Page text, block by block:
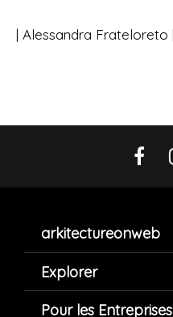
Alessandra Frateloreto
arkitectureonweb
Explorer
Pour les Entreprises